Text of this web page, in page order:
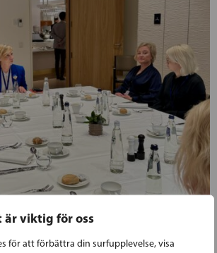
viktig för oss
för att förbättra din surfupplevelse, visa